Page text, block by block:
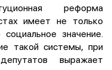
реформа
имеет не только
значение.
такой системы, при
выражает